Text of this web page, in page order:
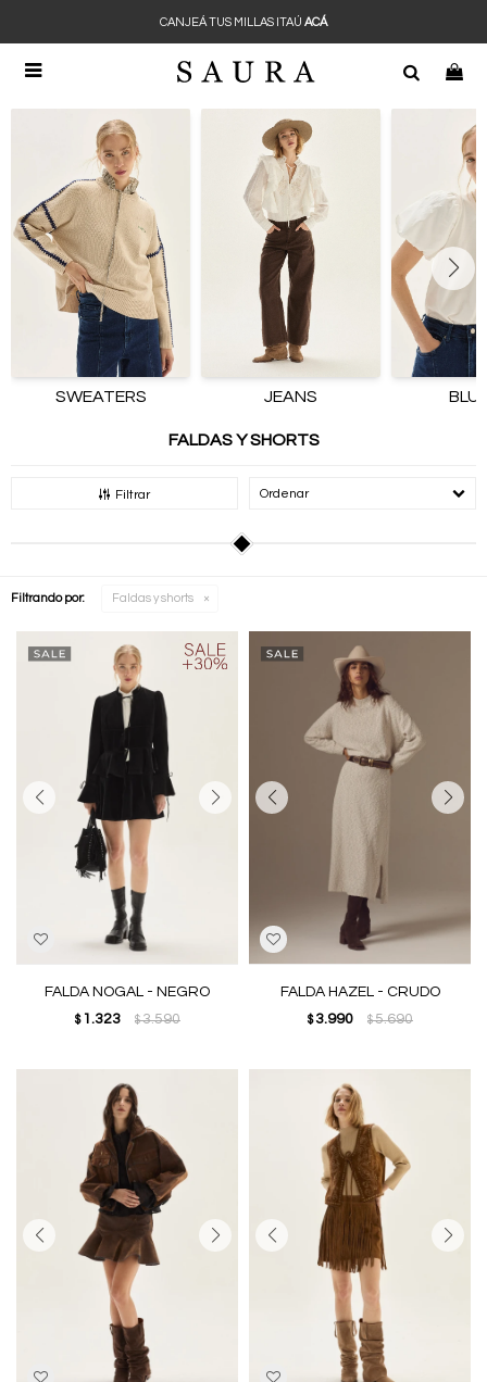

CANJEÁ TUS MILLAS ITAÚ ACÁ
SWEATERS JEANS
FALDAS Y SHORTS
Filtrar Recomendados
Filtrando por: Faldas y shorts
FALDA NOGAL - NEGRO
$ 1.323 $3.590
FALDA HAZEL - CRUDO
$ 3.990 $5.690